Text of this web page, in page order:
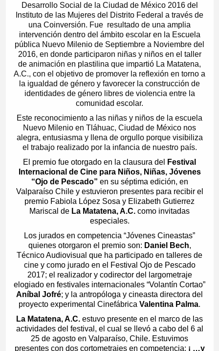
Desarrollo Social de la Ciudad de México 2016 del
Instituto de las Mujeres del Distrito Federal a través de
una Coinversión. Fue resultado de una amplia
intervención dentro del ámbito escolar en la Escuela
pública Nuevo Milenio de Septiembre a Noviembre del
2016, en donde participaron niñas y niños en el taller
de animación en plastilina que impartió La Matatena,
A.C., con el objetivo de promover la reflexión en torno a
la igualdad de género y favorecer la construcción de
identidades de género libres de violencia entre la
comunidad escolar.
Este reconocimiento a las niñas y niños de la escuela
Nuevo Milenio en Tláhuac, Ciudad de México nos
alegra, entusiasma y llena de orgullo porque visibiliza
el trabajo realizado por la infancia de nuestro país.
El premio fue otorgado en la clausura del
Festival
Internacional de Cine para Niños, Niñas, Jóvenes
“Ojo de Pescado” en su séptima edición, en
Valparaíso Chile y estuvieron presentes para recibir el
premio Fabiola López Sosa y Elizabeth Gutierrez
Mariscal de La Matatena, A.C. como invitadas
especiales.
Los jurados en competencia “Jóvenes Cineastas”
quienes otorgaron el premio son: Daniel Bech,
Técnico Audiovisual que ha participado en talleres de
cine y como jurado en el Festival Ojo de Pescado
2017; el realizador y codirector del largometraje
elogiado en festivales internacionales “Volantín Cortao”
Aníbal Jofré; y la antropóloga y cineasta directora del
proyecto experimental Cinefábrica Valentina Palma.
La Matatena, A.C. estuvo presente en el marco de las
actividades del festival, el cual se llevó a cabo del 6 al
25 de agosto en Valparaíso, Chile. Estuvimos
presentes con dos cortometrajes en competencia: ¡ …y